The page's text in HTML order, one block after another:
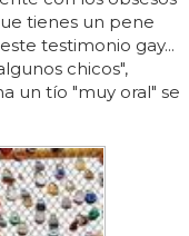
tienes un pene
testimonio gay...
chicos",
un tío "muy oral" se